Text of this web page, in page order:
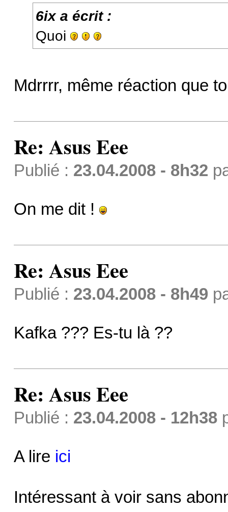
6ix a écrit :
Quoi
Mdrrrr, même réaction que
Re: Asus Eee
Publié : 23.04.2008 - 8h32
On me dit !
Re: Asus Eee
Publié : 23.04.2008 - 8h49
Kafka ??? Es-tu là ??
Re: Asus Eee
Publié : 23.04.2008 - 12h38
A lire ici
Intéressant à voir sans